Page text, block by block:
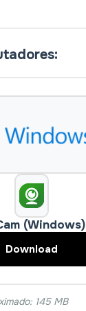
(Windows)
Download
145 MB